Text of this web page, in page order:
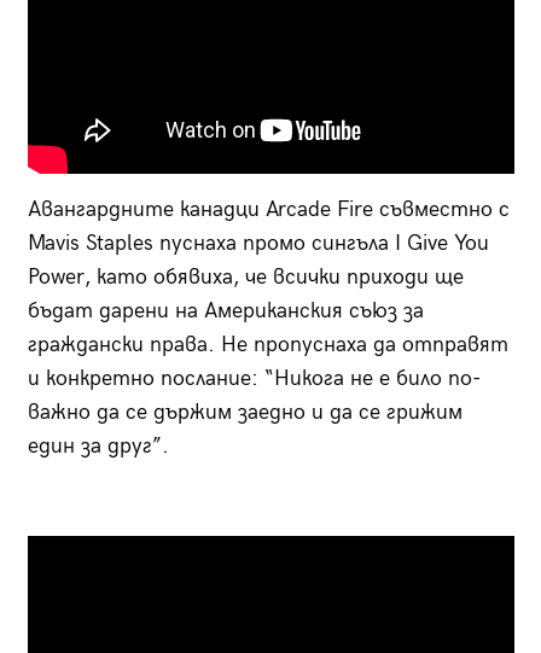
Авангардните канадци Arcade Fire съвместно с
Mavis Staples пуснаха промо сингъла I Give You
Power, като обявиха, че всички приходи ще
бъдат дарени на Американския съюз за
граждански права. Не пропуснаха да отправят
и конкретно послание: “Никога не е било по-
важно да се държим заедно и да се грижим
един за друг”.